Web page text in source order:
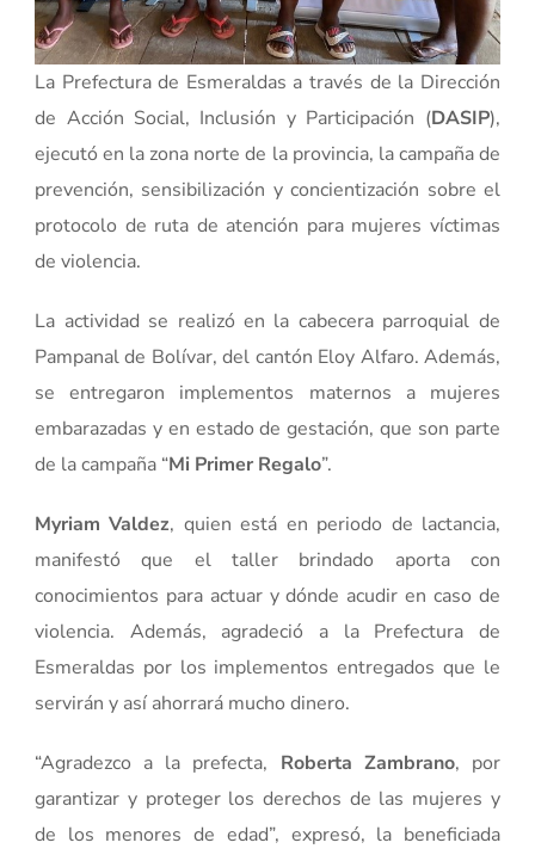
La Prefectura de Esmeraldas a través de la Dirección
de Acción Social, Inclusión y Participación (DASIP),
ejecutó en la zona norte de la provincia, la campaña de
prevención, sensibilización y concientización sobre el
protocolo de ruta de atención para mujeres víctimas
de violencia.
La actividad se realizó en la cabecera parroquial de
Pampanal de Bolívar, del cantón Eloy Alfaro. Además,
se entregaron implementos maternos a mujeres
embarazadas y en estado de gestación, que son parte
de la campaña “Mi Primer Regalo”.
Myriam Valdez, quien está en periodo de lactancia,
manifestó que el taller brindado aporta con
conocimientos para actuar y dónde acudir en caso de
violencia. Además, agradeció a la Prefectura de
Esmeraldas por los implementos entregados que le
servirán y así ahorrará mucho dinero.
“Agradezco a la prefecta, Roberta Zambrano, por
garantizar y proteger los derechos de las mujeres y
de los menores de edad”, expresó, la beneficiada